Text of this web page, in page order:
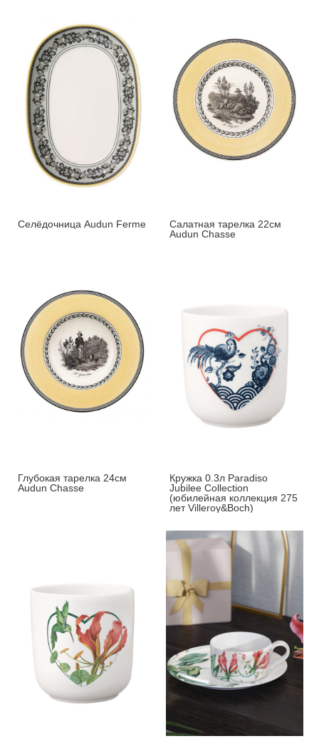
Селёдочница Audun Ferme
Салатная тарелка 22см
Audun Chasse
Глубокая тарелка 24см
Audun Chasse
Кружка 0.3л Paradiso
Jubilee Collection
(юбилейная коллекция 275
лет Villeroy&Boch)